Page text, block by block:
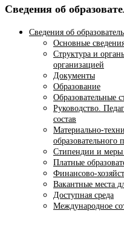
Сведения об
Сведения об
Основные
Структура и
организацией
Документы
Образование
Образовательные
Руководство.
состав
Материально-
образовательного
Стипендии и
Платные
Финансово-
Вакантные места
Доступная среда
Международное